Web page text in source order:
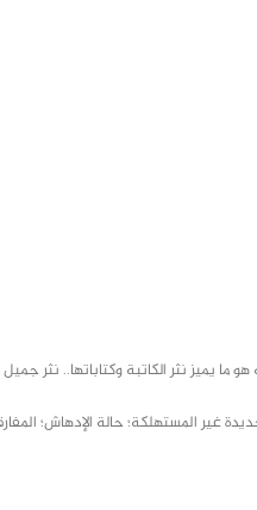
يميز نثر الكاتبة وكتاباتها.. نثر
غير المستهلكة؛ حالة الإدهاش؛